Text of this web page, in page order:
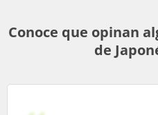
Conoce que opinan
de